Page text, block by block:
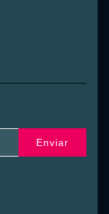
Enviar